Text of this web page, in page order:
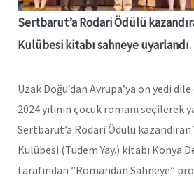
Sertbarut’a Rodari Ödülü
Kulübesi kitabı sahneye uyarlandı.
Uzak Doğu’dan Avrupa’ya on yedi
2024 yılının çocuk romanı seçilerek
Sertbarut’a Rodari Ödülü kazandıran
Kulübesi (Tudem Yay.) kitabı Konya
tarafından ”Romandan Sahneye”